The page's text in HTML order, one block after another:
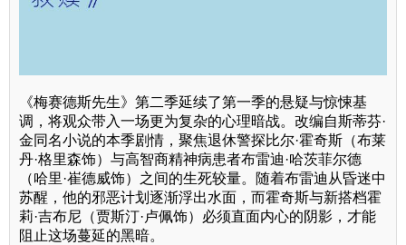
《梅赛德斯先生》第二季延续了第一季的悬疑与惊悚基
调，将观众带入一场更为复杂的心理暗战。改编自斯蒂芬·
金同名小说的本季剧情，聚焦退休警探比尔·霍奇斯（布莱
丹·格里森饰）与高智商精神病患者布雷迪·哈茨菲尔德
（哈里·崔德威饰）之间的生死较量。随着布雷迪从昏迷中
苏醒，他的邪恶计划逐渐浮出水面，而霍奇斯与新搭档霍
莉·吉布尼（贾斯汀·卢佩饰）必须直面内心的阴影，才能
阻止这场蔓延的黑暗。